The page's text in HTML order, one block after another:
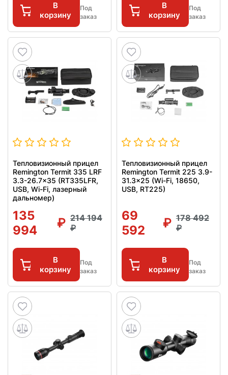
В
корзину
Под
заказ
В
корзину
Под
заказ
Тепловизионный прицел
Remington Termit 335 LRF
3.3-26.7x35 (RT335LFR,
USB, Wi-Fi, лазерный
дальномер)
135
994
214 194
В
корзину
Под
заказ
Тепловизионный прицел
Remington Termit 225 3.9-
31.3x25 (Wi-Fi, 18650,
USB, RT225)
69
592
178 492
В
корзину
Под
заказ